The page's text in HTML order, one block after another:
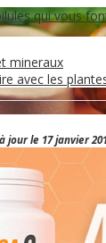
qui vous
mineraux
avec les
et
jour le 17 janvier